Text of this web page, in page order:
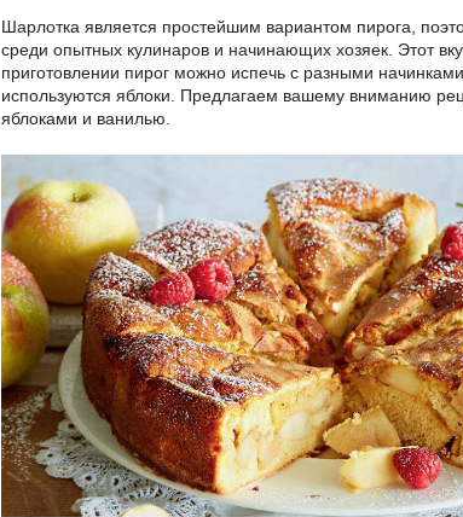
Шарлотка является простейшим вариантом пирога,
среди опытных кулинаров и начинающих хозяек. Этот
приготовлении пирог можно испечь с разными
используются яблоки. Предлагаем вашему вниманию
яблоками и ванилью.